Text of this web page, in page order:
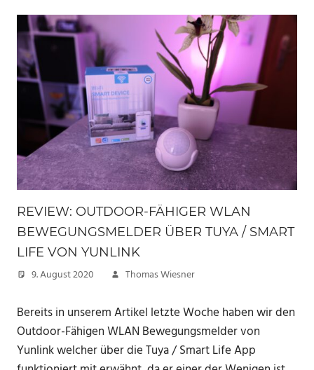
REVIEW: OUTDOOR-FÄHIGER WLAN
BEWEGUNGSMELDER ÜBER TUYA / SMART
LIFE VON YUNLINK
9. August 2020 Thomas Wiesner
Bereits in unserem Artikel letzte Woche haben wir den
Outdoor-Fähigen WLAN Bewegungsmelder von
Yunlink welcher über die Tuya / Smart Life App